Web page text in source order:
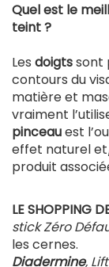
Quel est le
teint ?
Les doigtssont
contours du
matière et
vraiment
pinceauest
effet naturel
produit
LE SHOPPING
stick Zéro
les cernes.
Diadermine,